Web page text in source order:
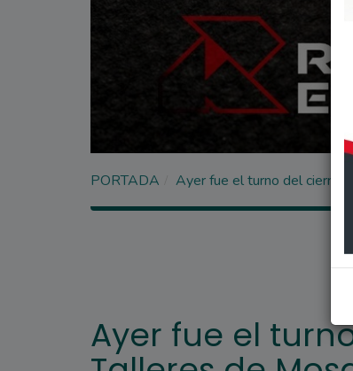
PORTADA Ayer fue el turno del cierre
Ayer fue el